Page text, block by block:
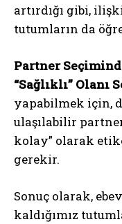
Gizlilik politikasını
artırdığı gibi,
tutumların da
Partner
“Sağlıklı” Olanı
yapabilmek için,
ulaşılabilir
kolay” olarak
gerekir.
Sonuç olarak,
kaldığımız